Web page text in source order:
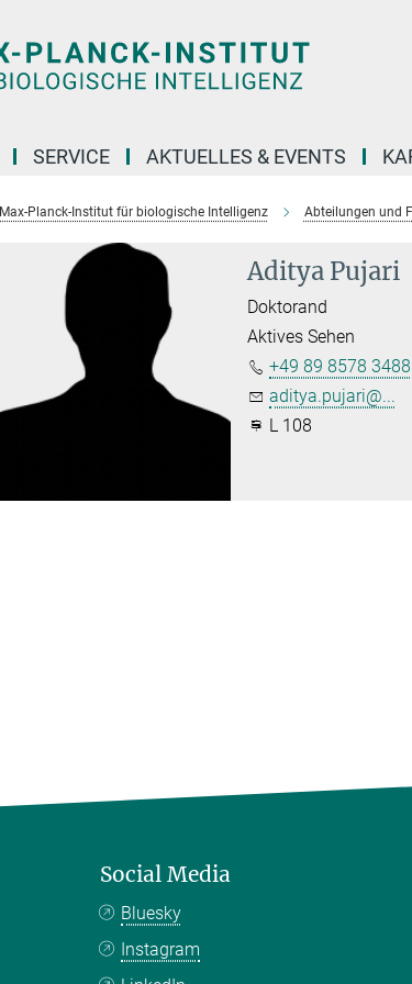
SERVICE AKTUELLES & EVENTS
Max-Planck-Institut für biologische Intelligenz Abteilungen und
Aditya Pujari
Doktorand
Aktives Sehen
+49 89 8578 3488
aditya.pujari@...
L 108
Social Media
Bluesky
Instagram